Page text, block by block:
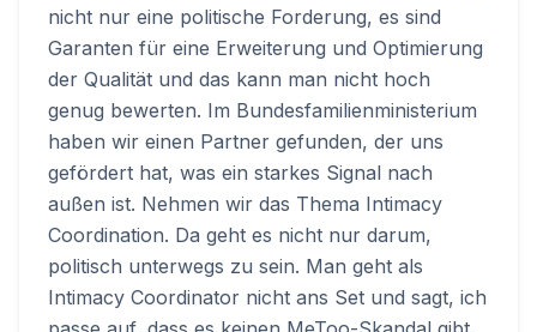
nicht nur eine politische Forderung, es sind
Garanten für eine Erweiterung und Optimierung
der Qualität und das kann man nicht hoch
genug bewerten. Im Bundesfamilienministerium
haben wir einen Partner gefunden, der uns
gefördert hat, was ein starkes Signal nach
außen ist. Nehmen wir das Thema Intimacy
Coordination. Da geht es nicht nur darum,
politisch unterwegs zu sein. Man geht als
Intimacy Coordinator nicht ans Set und sagt, ich